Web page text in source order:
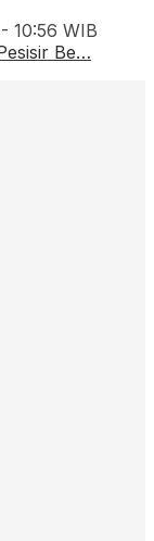
10:56 WIB
Be…